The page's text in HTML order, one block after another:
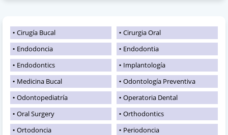
Cirugía Bucal
Cirurgia Oral
Endodoncia
Endodontia
Endodontics
Implantología
Medicina Bucal
Odontología Preventiva
Odontopediatría
Operatoria Dental
Oral Surgery
Orthodontics
Ortodoncia
Periodoncia